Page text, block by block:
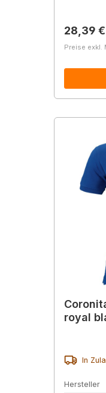
28,39 €
Preise exkl.
royal
In
Hersteller